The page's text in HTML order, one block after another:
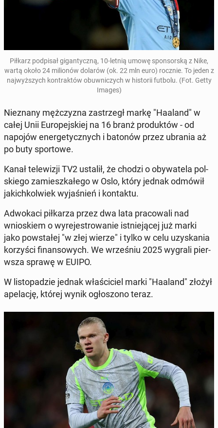
Piłkarz pod­pisał gi­gan­ty­czną, 10-letnią umowę spon­sorską z Nike,
wartą około 24 mil­ionów dolarów (ok. 22 mln euro) rocznie. To jeden z
na­jwyższych kon­trak­tów obuwniczych w his­torii futbolu. (Fot. Getty
Images)
Niez­nany mężczyz­na za­s­trzegł markę "Haaland" w
całej Unii Eu­rope­jskiej na 16 branż pro­duk­tów - od
napojów en­er­gety­cznych i batonów przez ubrania aż
po buty sportowe.
Kanał telewiz­ji TV2 ustalił, że chodzi o oby­wa­tela pol­
skiego za­mieszkałego w Oslo, który jednak odmówił
ja­kichkol­wiek wy­jaśnień i kon­tak­tu.
Ad­wokaci piłkarza przez dwa lata pra­cow­ali nad
wnioskiem o wyre­je­strowanie ist­niejącej już marki
jako pow­stałej "w złej wierze" i tylko w celu uzyska­nia
ko­rzyś­ci fi­nan­sowych. We wrześniu 2025 wygrali pier­
wsza sprawę w EUIPO.
W listopadzie jednak właś­ci­ciel marki "Haaland" złożył
apelację, której wynik ogłos­zono teraz.